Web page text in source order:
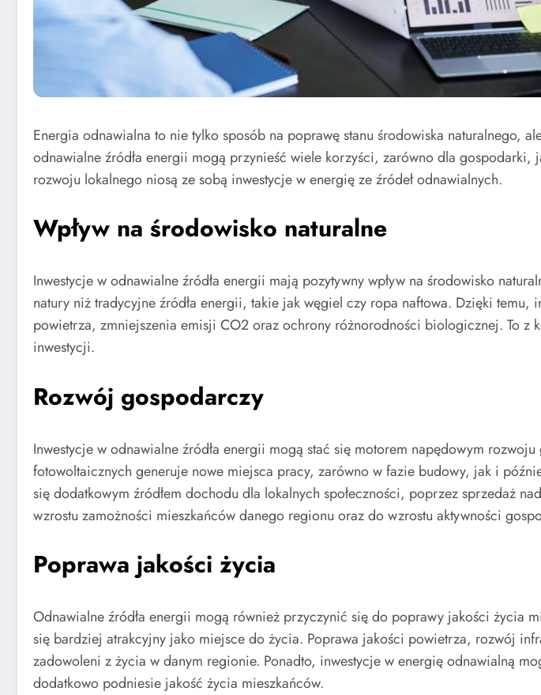
Energia odnawialna to nie tylko sposób na poprawę stanu środowiska naturalnego,
odnawialne źródła energii mogą przynieść wiele korzyści, zarówno dla
rozwoju lokalnego niosą ze sobą inwestycje w energię ze źródeł odnawialnych.
Wpływ na środowisko naturalne
Inwestycje w odnawialne źródła energii mają pozytywny wpływ na środowisko
natury niż tradycyjne źródła energii, takie jak węgiel czy ropa naftowa. Dzięki
powietrza, zmniejszenia emisji CO2 oraz ochrony różnorodności biologicznej. To
inwestycji.
Rozwój gospodarczy
Inwestycje w odnawialne źródła energii mogą stać się motorem napędowym
fotowoltaicznych generuje nowe miejsca pracy, zarówno w fazie budowy, jak i
się dodatkowym źródłem dochodu dla lokalnych społeczności, poprzez sprzedaż
wzrostu zamożności mieszkańców danego regionu oraz do wzrostu aktywności
Poprawa jakości życia
Odnawialne źródła energii mogą również przyczynić się do poprawy jakości życia
się bardziej atrakcyjny jako miejsce do życia. Poprawa jakości powietrza, rozwój
zadowoleni z życia w danym regionie. Ponadto, inwestycje w energię odnawialną
dodatkowo podniesie jakość życia mieszkańców.